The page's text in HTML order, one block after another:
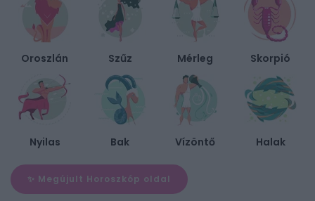
Oroszlán Szűz Mérleg Skorpió
Nyilas Bak Vízöntő Halak
✨ Megújult Horoszkóp oldal